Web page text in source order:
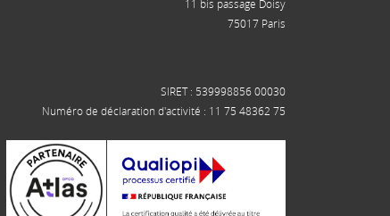
11 bis passage Doisy
75017 Paris
SIRET : 539998856 00030
Numéro de déclaration d'activité : 11 75 48362 75